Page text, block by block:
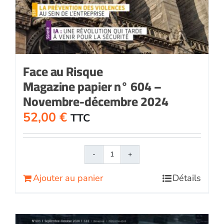
Face au Risque
Magazine papier n° 604 –
Novembre-décembre 2024
52,00 € TTC
quantité
papier
Ajouter au panier Détails